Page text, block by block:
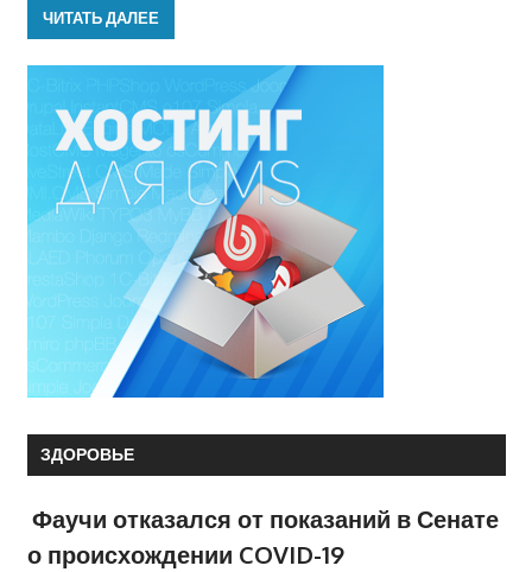
ЧИТАТЬ ДАЛЕЕ
ЗДОРОВЬЕ
Фаучи отказался от показаний в Сенате
о происхождении COVID-19